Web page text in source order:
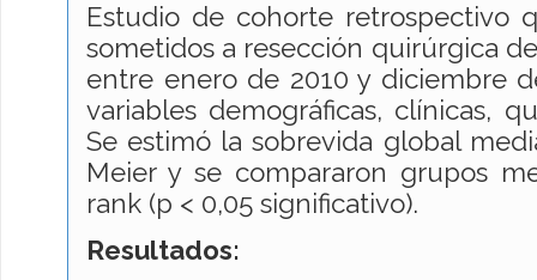
Estudio de cohorte retrospectivo
sometidos a resección quirúrgica
entre enero de 2010 y diciembre
variables demográficas, clínicas,
Se estimó la sobrevida global
Meier y se compararon grupos
rank (p < 0,05 significativo).
Resultados: